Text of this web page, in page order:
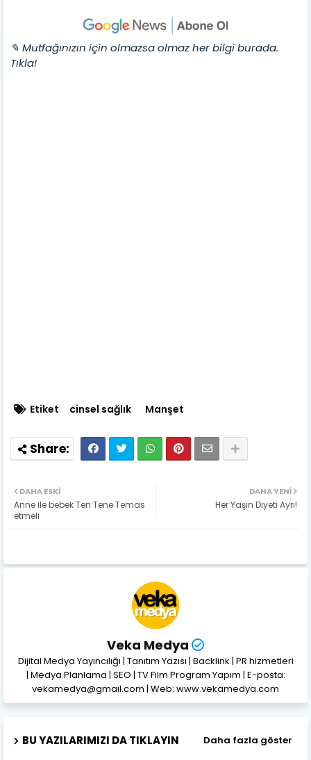
✎ Mutfağınızın için olmazsa olmaz her bilgi burada.
Tıkla!
Etiket cinsel sağlık Manşet
DAHA YENI
Her Yaşın Diyeti Ayrı!
DAHA ESKI
Anne ile bebek Ten Tene Temas
etmeli
Veka Medya
Dijital Medya Yayıncılığı | Tanıtım Yazısı | Backlink | PR hizmetleri
| Medya Planlama | SEO | TV Film Program Yapım | E-posta:
vekamedya@gmail.com | Web: www.vekamedya.com
BU YAZILARIMIZI DA TIKLAYIN Daha fazla göster